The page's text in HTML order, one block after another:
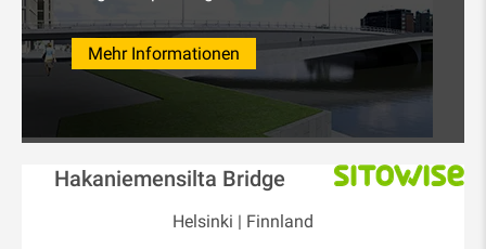
Mehr Informationen
Hakaniemensilta Bridge
Helsinki | Finnland